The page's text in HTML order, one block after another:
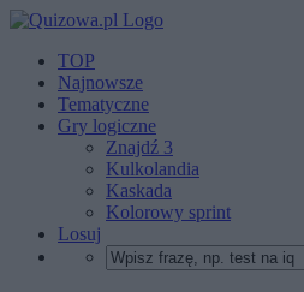
TOP
Najnowsze
Tematyczne
Gry logiczne
Znajdź 3
Kulkolandia
Kaskada
Kolorowy sprint
Losuj